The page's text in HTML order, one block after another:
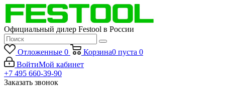
Официальный дилер Festool в России
Отложенные 0 Корзина0 пуста 0
ВойтиМой кабинет
+7 495 660-39-90
Заказать звонок